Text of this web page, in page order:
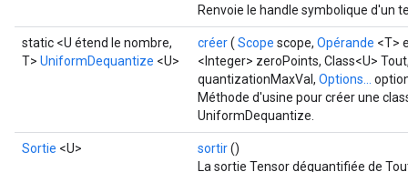
Renvoie le handle symbolique d'un
static <U étend le nombre,
T> UniformDequantize <U>
créer( Scope scope, Opérande <T>
<Integer> zeroPoints, Class<U>
quantizationMaxVal, Options...
Méthode d'usine pour créer une
UniformDequantize.
Sortie <U> sortir()
La sortie Tensor déquantifiée de